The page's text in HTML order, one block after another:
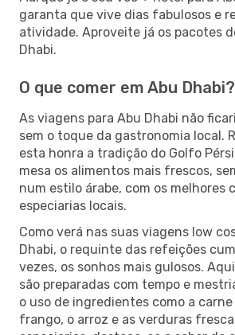
garanta que vive dias fabulosos e
atividade. Aproveite já os pacotes
Dhabi.
O que comer em Abu Dhabi?
As viagens para Abu Dhabi não
sem o toque da gastronomia local.
esta honra a tradição do Golfo
mesa os alimentos mais frescos,
num estilo árabe, com os melhores
especiarias locais.
Como verá nas suas viagens low
Dhabi, o requinte das refeições
vezes, os sonhos mais gulosos.
são preparadas com tempo e
o uso de ingredientes como a
frango, o arroz e as verduras